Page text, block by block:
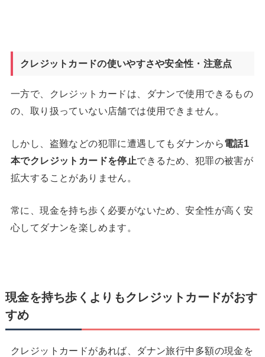
クレジットカードの使いやすさや安全性・注意点
一方で、クレジットカードは、ダナンで使用できるもの
の、取り扱っていない店舗では使用できません。
しかし、盗難などの犯罪に遭遇してもダナンから電話1
本でクレジットカードを停止できるため、犯罪の被害が
拡大することがありません。
常に、現金を持ち歩く必要がないため、安全性が高く安
心してダナンを楽しめます。
現金を持ち歩くよりもクレジットカードがおす
すめ
クレジットカードがあれば、ダナン旅行中多額の現金を